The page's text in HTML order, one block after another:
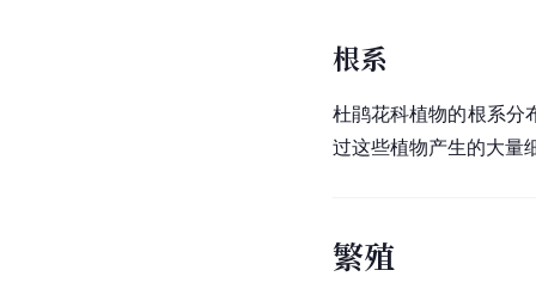
根系
杜鹃花科植物的根系分
过这些植物产生的大量
繁殖